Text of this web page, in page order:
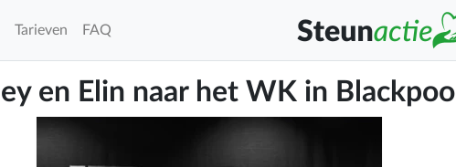
Tarieven FAQ
en Elin naar het WK in Blackpool